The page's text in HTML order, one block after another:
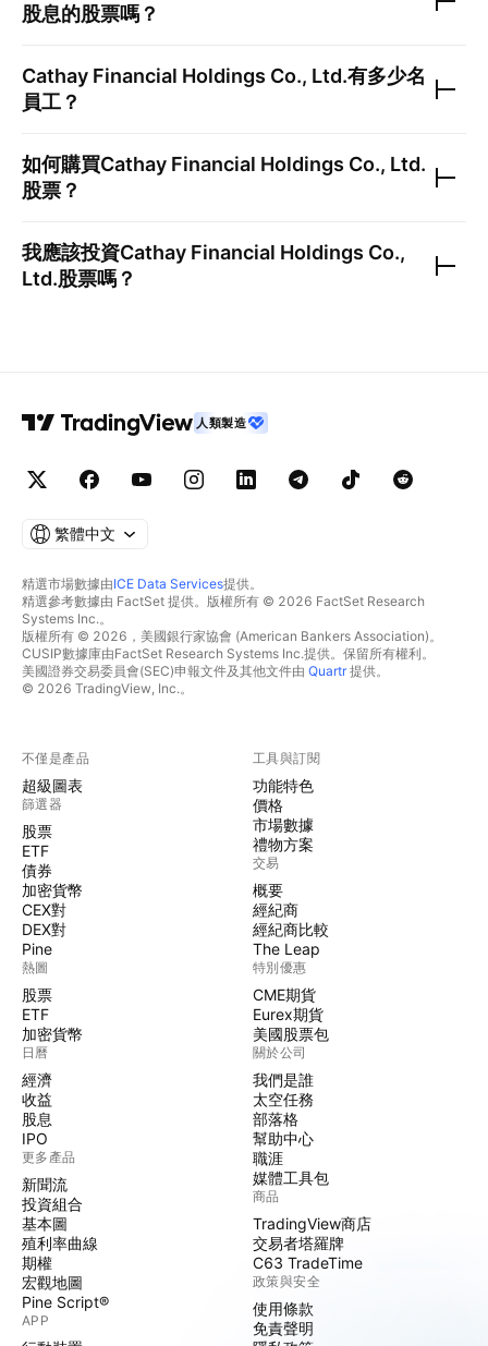
股息的股票嗎？
Cathay Financial Holdings Co., Ltd.有多少名
員工？
如何購買Cathay Financial Holdings Co., Ltd.
股票？
我應該投資Cathay Financial Holdings Co.,
Ltd.股票嗎？
人類製造
繁體中文
精選市場數據由ICE Data Services提供。
精選參考數據由 FactSet 提供。版權所有 © 2026 FactSet Research
Systems Inc.。
版權所有 © 2026，美國銀行家協會 (American Bankers Association)。
CUSIP數據庫由FactSet Research Systems Inc.提供。保留所有權利。
美國證券交易委員會(SEC)申報文件及其他文件由 Quartr提供。
© 2026 TradingView, Inc.。
不僅是產品
超級圖表
篩選器
股票
ETF
債券
加密貨幣
CEX對
DEX對
Pine
熱圖
股票
ETF
加密貨幣
日曆
經濟
收益
股息
IPO
更多產品
新聞流
投資組合
基本圖
殖利率曲線
期權
宏觀地圖
Pine Script®
APP
工具與訂閱
功能特色
價格
市場數據
禮物方案
交易
概要
經紀商
經紀商比較
The Leap
特別優惠
CME期貨
Eurex期貨
美國股票包
關於公司
我們是誰
太空任務
部落格
幫助中心
職涯
媒體工具包
商品
TradingView商店
交易者塔羅牌
C63 TradeTime
政策與安全
使用條款
免責聲明